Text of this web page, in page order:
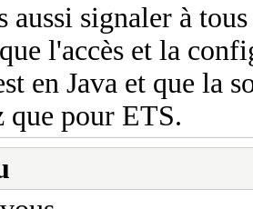
aussi signaler à
l'accès et la
en Java et que la
que pour ETS.